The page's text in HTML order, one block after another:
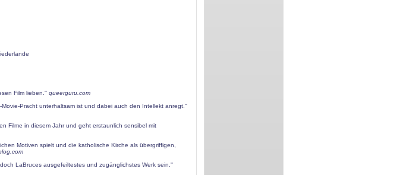
Film lieben.'' queerguru.com
Pracht unterhaltsam ist und dabei auch den Intellekt anregt.''
Filme in diesem Jahr und geht erstaunlich sensibel mit
Motiven spielt und die katholische Kirche als übergriffigen,
LaBruces ausgefeiltestes und zugänglichstes Werk sein.''